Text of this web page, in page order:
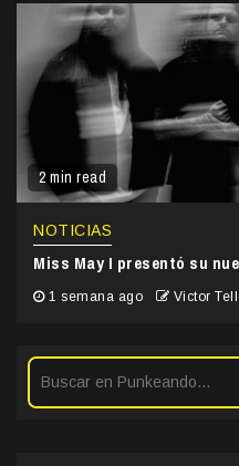
2 min read
NOTICIAS
Miss May I presentó su
1 semana ago Victor